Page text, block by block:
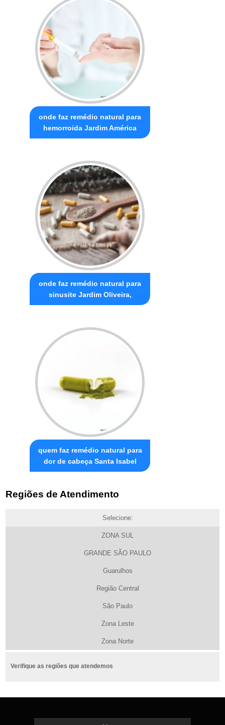
onde faz remédio natural para
hemorroida Jardim América
onde faz remédio natural para
sinusite Jardim Oliveira,
quem faz remédio natural para
dor de cabeça Santa Isabel
Regiões de Atendimento
Selecione:
ZONA SUL
GRANDE SÃO PAULO
Guarulhos
Região Central
São Paulo
Zona Leste
Zona Norte
Verifique as regiões que atendemos